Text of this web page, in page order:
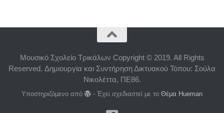
Μουσικό Σχολείο Τρικάλων Copyright © 2019. All Rights
Reserved. Δημιουργία και Συντήρηση Δικτυακού Τόπου: Σούλα
Νικολέττα, ΠΕ86.
Υποστηριζόμενο από - Έχει σχεδιαστεί με τοΘέμα Ηueman